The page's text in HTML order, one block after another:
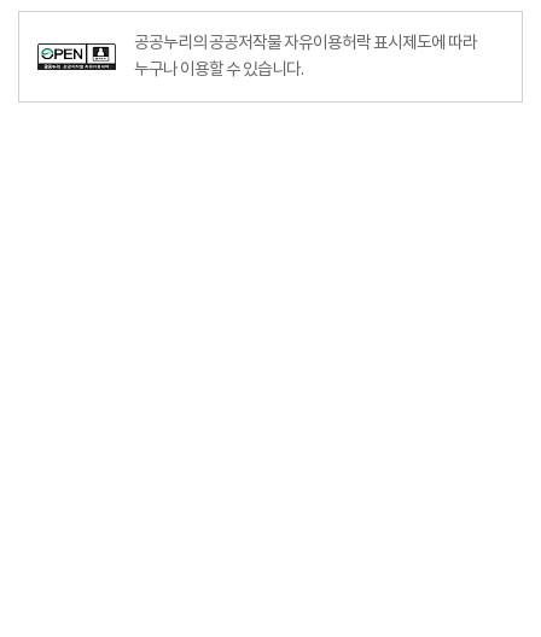
공공누리의 공공저작물 자유이용허락 표시제도에 따라
누구나 이용할 수 있습니다.